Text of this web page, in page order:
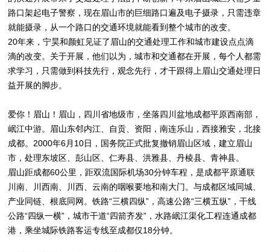
路口架起电子警察，现在眉山市的巨细路口遍及电子摄录，只需违章
就能摄录，从一个路口的交通环境就能看到整个城市的改变。
20年来，宁昊和颜虹见证了眉山的交通处理工作和城市建设点点滴
滴的改变。关于开展，他们以为，城市和交通都在开展，每个人都需
求学习，只需做到科技先行，观念先行，才干跟得上眉山交通处理日
益开展的脚步。
爱你！眉山！眉山，四川省地级市，坐落四川盆地成都平原西南部，
岷江中游。眉山东邻内江、自贡、资阳，南连乐山，西接雅安，北接
成都。2000年6月10日，国务院正式批复撤销眉山区域，建立眉山
市，处理东坡区、彭山区、仁寿县、洪雅县、丹棱县、青神县。
眉山距成都60公里，距双流国际机场30分钟车程，是成都平原通联
川南、川西南、川西、云南的咽喉要地和南大门。与成都区域同城、
产业同链、根底同网。铁路“三横四纵”，高速公路“三横五纵”，干线
公路“四纵一横”，城市干道“四箭齐发”，水路岷江渠化工程连通成都
港，乘坐城际铁路客运专线至成都仅18分钟。